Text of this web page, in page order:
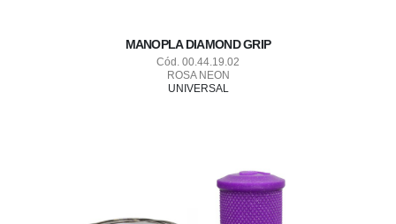
MANOPLA DIAMOND GRIP
Cód. 00.44.19.02
ROSA NEON
UNIVERSAL